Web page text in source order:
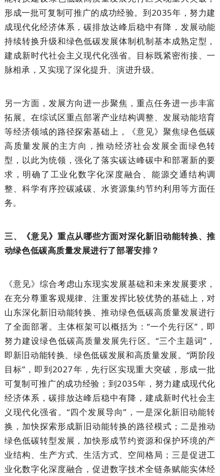
形成一批可复制可推广的成功经验。到2035年，努力建
成现代化经济体系，碳排放达峰后稳中有降，发展动能
持续转换升级和绿色低碳发展体制机制基本成熟定型，
建成新时代社会主义现代化强省。目标既紧密衔接、一
脉相承，又实现了深化提升、演进升级。
另一方面，发展方向进一步聚焦，重点任务进一步丰富
拓展。在综试区重点部署产业结构调整、发展动能培育
等经济领域的路径探索基础上，《意见》聚焦绿色低碳
高质量发展的主方向，推动经济社会发展全面绿色转
型，以此为统领，强化了落实碳达峰碳中和部署新的要
求，明确了工业化数字化深度融合、能源交通结构调
整、科学有序控碳减碳、水资源集约节约利用等方面任
务。
三、《意见》重点从哪些方面对深化新旧动能转换、推
动绿色低碳高质量发展进行了部署安排？
《意见》综合考虑山东现实发展基础和未来发展要求，
在充分尊重客观规律、注重发挥比较优势的基础上，对
山东深化新旧动能转换、推动绿色低碳高质量发展进行
了全面部署。主体框架可以概括为：“一个先行区”，即
努力建设绿色低碳高质量发展先行区。“三个主题词”，
即新旧动能转换、绿色低碳发展和高质量发展。“两阶段
目标”，即到2027年，先行区实现重大突破，形成一批
可复制可推广的成功经验；到2035年，努力建成现代化
经济体系，碳排放达峰后稳中有降，建成新时代社会主
义现代化强省。“四个发展导向”，一是深化新旧动能转
换，加快探索形成新旧动能转换的路径模式；二是推动
绿色低碳转型发展，加快形成节约资源和保护环境的产
业结构、生产方式、生活方式、空间格局；三是促进工
业化数字化深度融合，促进数字技术全链条赋能实体经